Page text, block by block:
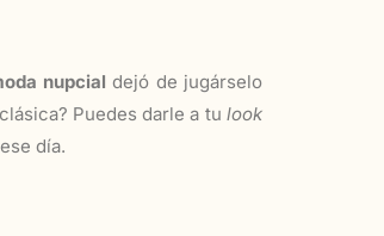
nupcial dejó de jugárselo
Puedes darle a tu look
día.